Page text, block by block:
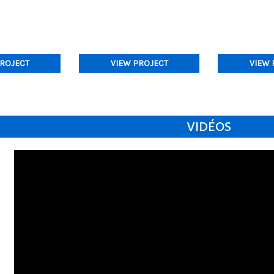
VIEW PROJECT VIEW
VIDÉOS